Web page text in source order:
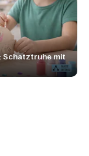
Schatztruhe mit